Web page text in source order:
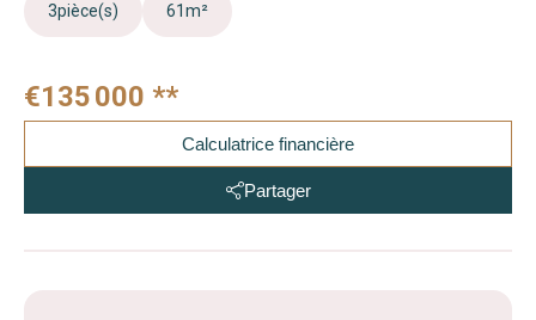
3pièce(s) 61m²
€135 000 **
Calculatrice financière
Partager